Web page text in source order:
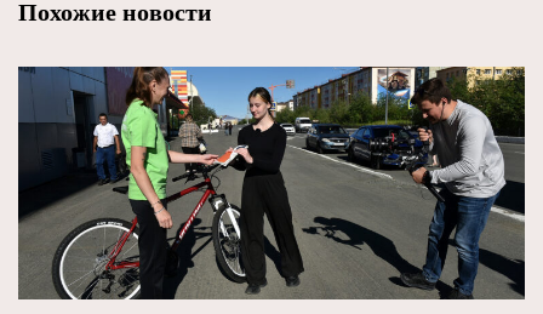
Похожие новости